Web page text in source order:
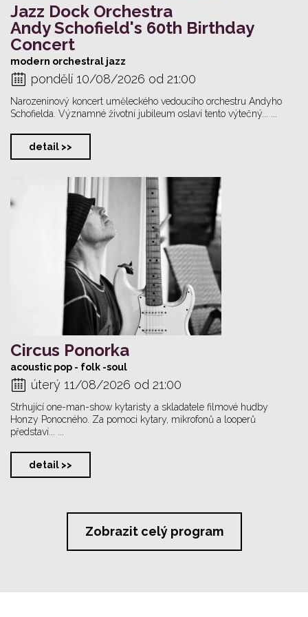
Jazz Dock Orchestra
Andy Schofield's 60th Birthday
Concert
modern orchestral jazz
pondělí 10/08/2026 od 21:00
Narozeninový koncert uměleckého vedoucího orchestru Andyho
Schofielda. Významné životní jubileum oslaví tento výtečný... ...
detail >>
Circus Ponorka
acoustic pop - folk -soul
úterý 11/08/2026 od 21:00
Strhující one-man-show kytaristy a skladatele filmové hudby
Honzy Ponocného. Za pomoci kytary, mikrofonů a looperů
představí... ...
detail >>
Zobrazit celý program